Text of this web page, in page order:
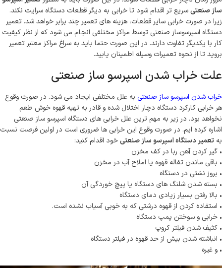
ساز صنعتیسریع تر اقدام شود تا خرابی به دیگر قطعات دستگاه سرایت نکند.
زیرا در صورت خرابی سایر قطعات، هزینه های تعمیر چند برابر خواهد شد. تعمیر
دستگاه اسپرسوساز صنعتی توسط مراکز مختلفی انجام می شود که از نظر کیفیت
کار با یکدیگر تفاوت دارند. در این صورت حتما باید به سراغ مراکز معتبر تعمیر
بروید تا از نحوه تعمیرات وسیله اطمینان یابید.
علت خراب شدن اسپرسو ساز صنعتی
خراب شدن اسپرسو ساز صنعتی به علل مختلفی ایجاد می شود. در صورت وقوع
هر خرابی کارکرد دستگاه دچار اختلال شده و قادر به تهیه قهوه خوش طعم
نخواهد بود. در زیر به مهم ترین علل خرابی های دستگاه اسپرسو ساز صنعتی
اشاره کرده ایم. در صورت وقوع این خرابی ها ضروری است در اولین فرصت نسبت
به تعمیر دستگاه اسپرسو ساز صنعتیخود اقدام کنید:
• گیر کردن آهن ربا در کف مخزن
• باقی ماندن تفاله قهوه یا املاح آب در مخزن
• بروز نشتی در دستگاه
• بسته شدن شلنگ های دستگاه یا پیچ خوردگی آن
• بالا رفتن بسیار زیادی دمای دستگاه
• استفاده کردن از قهوه درشتی که به خوبی آسیاب نشده است.
• خرابی و سوختن پمپ دستگاه
• کثیف شدن فیلتر کروپ
• انباشته شدن بیش از حد قهوه در فیلتر دستگاه
• و غیره